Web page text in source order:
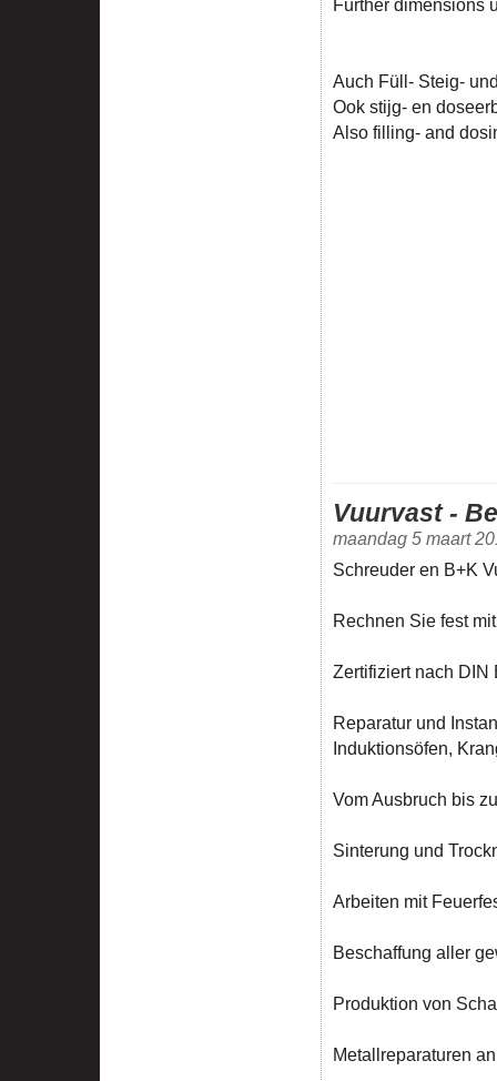
Further dimensions
Auch Füll- Steig-
Ook stijg- en
Also filling- and
Vuurvast -
maandag 5 maart
Schreuder en B+K
Rechnen Sie fest
Zertifiziert nach DIN
Reparatur und
Induktionsöfen,
Vom Ausbruch bis
Sinterung und
Arbeiten mit
Beschaffung aller
Produktion von
Metallreparaturen